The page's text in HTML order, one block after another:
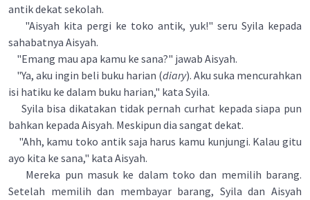
antik dekat sekolah.
"Aisyah kita pergi ke toko antik, yuk!" seru Syila kepada
sahabatnya Aisyah.
"Emang mau apa kamu ke sana?" jawab Aisyah.
"Ya, aku ingin beli buku harian (diary). Aku suka mencurahkan
isi hatiku ke dalam buku harian," kata Syila.
Syila bisa dikatakan tidak pernah curhat kepada siapa pun
bahkan kepada Aisyah. Meskipun dia sangat dekat.
"Ahh, kamu toko antik saja harus kamu kunjungi. Kalau gitu
ayo kita ke sana," kata Aisyah.
Mereka pun masuk ke dalam toko dan memilih barang.
Setelah memilih dan membayar barang, Syila dan Aisyah